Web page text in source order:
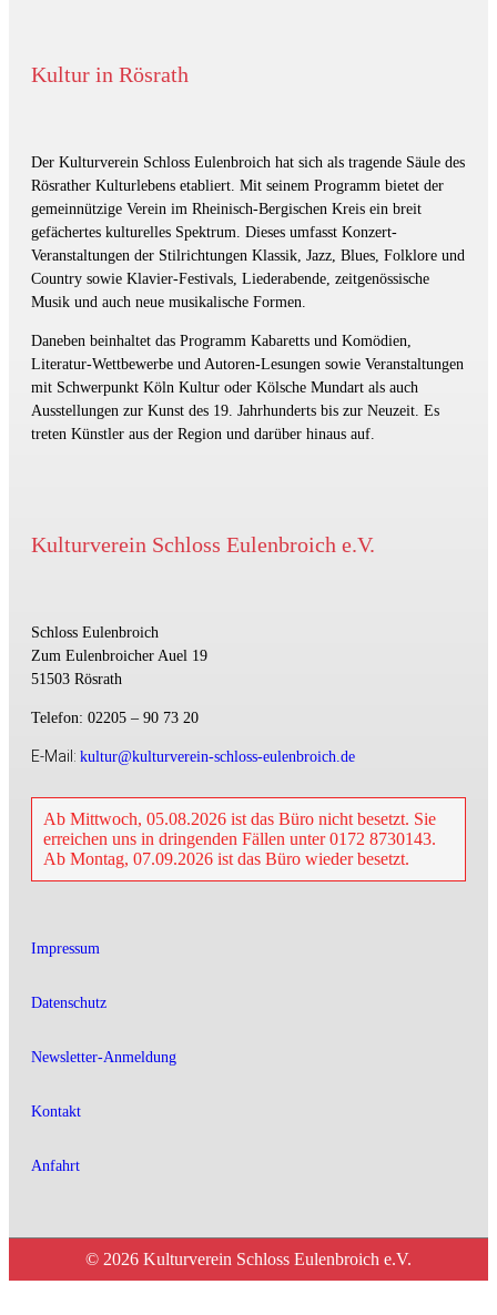
Kultur in Rösrath
Der Kulturverein Schloss Eulenbroich hat sich als tragende Säule des
Rösrather Kulturlebens etabliert. Mit seinem Programm bietet der
gemeinnützige Verein im Rheinisch-Bergischen Kreis ein breit
gefächertes kulturelles Spektrum. Dieses umfasst Konzert-
Veranstaltungen der Stilrichtungen Klassik, Jazz, Blues, Folklore und
Country sowie Klavier-Festivals, Liederabende, zeitgenössische
Musik und auch neue musikalische Formen.
Daneben beinhaltet das Programm Kabaretts und Komödien,
Literatur-Wettbewerbe und Autoren-Lesungen sowie Veranstaltungen
mit Schwerpunkt Köln Kultur oder Kölsche Mundart als auch
Ausstellungen zur Kunst des 19. Jahrhunderts bis zur Neuzeit. Es
treten Künstler aus der Region und darüber hinaus auf.
Kulturverein Schloss Eulenbroich e.V.
Schloss Eulenbroich
Zum Eulenbroicher Auel 19
51503 Rösrath
Telefon: 02205 – 90 73 20
E-Mail: kultur@kulturverein-schloss-eulenbroich.de
Ab Mittwoch, 05.08.2026 ist das Büro nicht besetzt. Sie
erreichen uns in dringenden Fällen unter 0172 8730143.
Ab Montag, 07.09.2026 ist das Büro wieder besetzt.
Impressum
Datenschutz
Newsletter-Anmeldung
Kontakt
Anfahrt
© 2026 Kulturverein Schloss Eulenbroich e.V.